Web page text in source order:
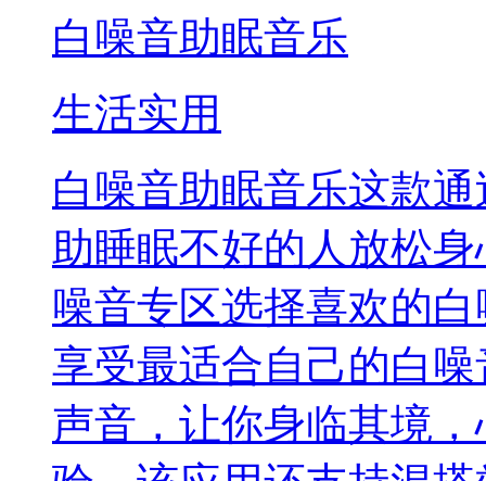
白噪音助眠音乐
生活实用
白噪音助眠音乐这款
助睡眠不好的人放松
噪音专区选择喜欢的
享受最适合自己的白
声音，让你身临其境